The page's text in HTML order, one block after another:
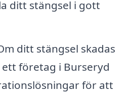
ditt stängsel i gott
ditt stängsel skadas
ett företag i Burseryd
för att